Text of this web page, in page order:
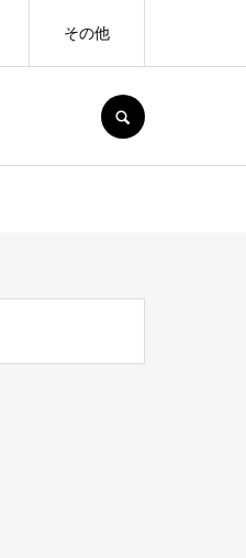
その他